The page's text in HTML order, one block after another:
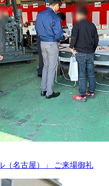
（名古屋）」 ご来場御礼